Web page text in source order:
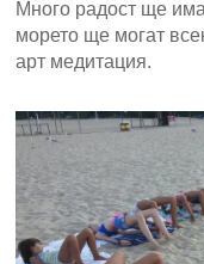
Много радост ще
морето ще могат
арт медитация.